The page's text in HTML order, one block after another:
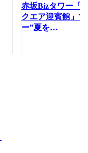
赤坂Bizタワー「
クエア迎賓館」
ー”夏を…